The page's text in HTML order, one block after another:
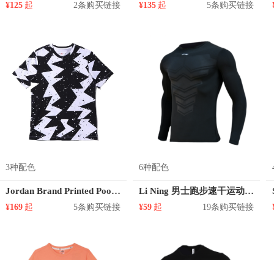
¥125 起 2条购买链接 ¥135 起 5条购买链接
3种配色
Jordan Brand Printed Poolside 篮球泼墨印花拼色短袖T恤 男女同款 CJ6216
¥169 起 5条购买链接
6种配色
Li Ning 男士跑步速干运动长袖紧身衣 AUDR023
¥59 起 19条购买链接